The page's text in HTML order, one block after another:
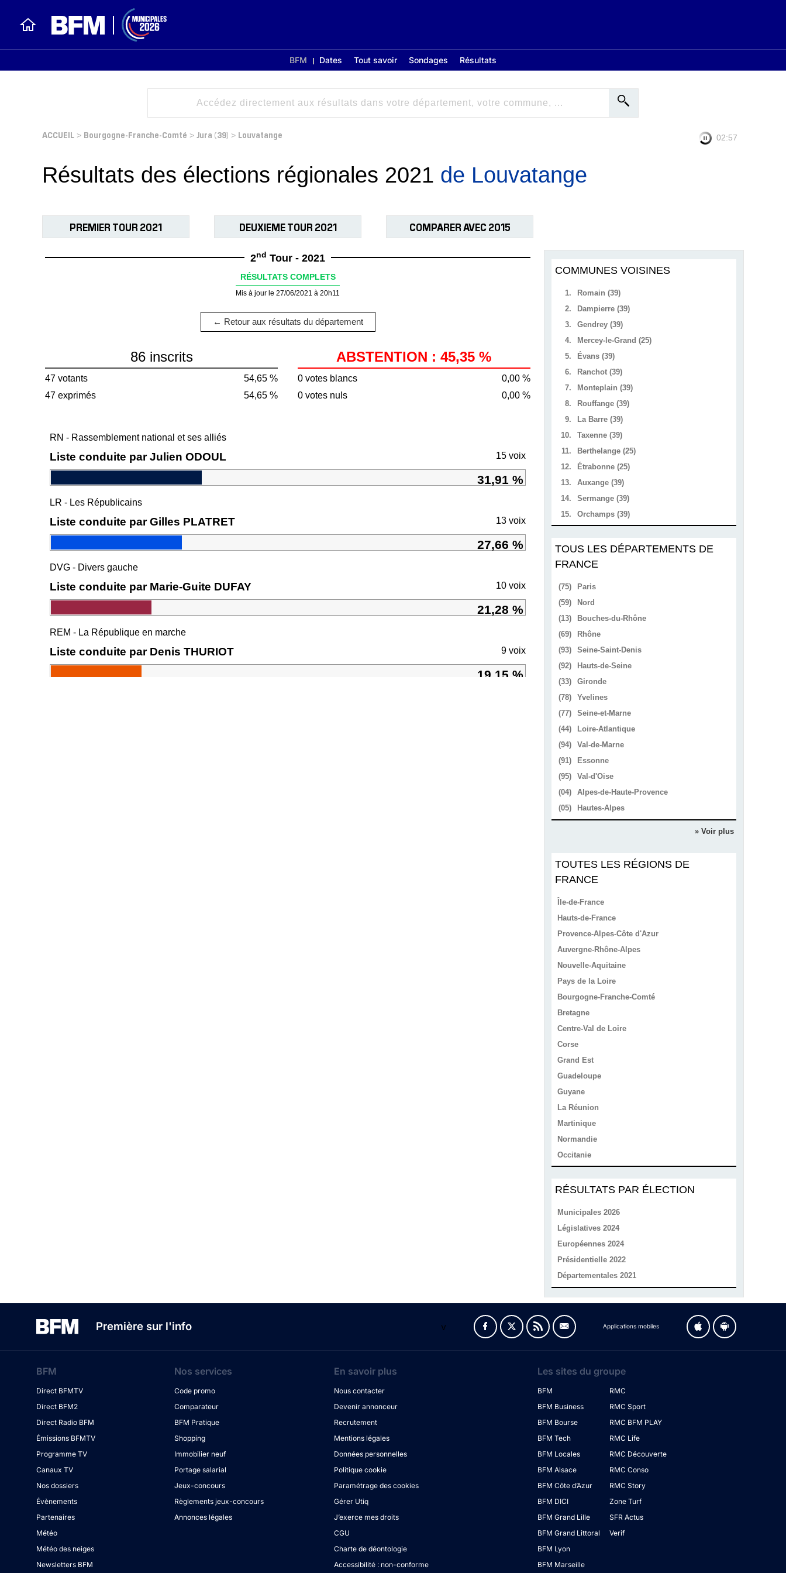
BFM Dates Tout savoir Sondages Résultats
ACCUEIL > Bourgogne-Franche-Comté > Jura (39) > Louvatange 02:56
Résultats des élections régionales 2021 de Louvatange
PREMIER TOUR 2021 DEUXIEME TOUR 2021 COMPARER AVEC 2015
2nd Tour - 2021
RÉSULTATS COMPLETS
Mis à jour le 27/06/2021 à 20h11
← Retour aux résultats du département
86 inscrits
47 votants
54,65 %
47 exprimés
54,65 %
ABSTENTION : 45,35 %
0 votes blancs
0,00 %
0 votes nuls
0,00 %
RN - Rassemblement national et ses alliés
Liste conduite par Julien ODOUL 15 voix
31,91 %
LR - Les Républicains
Liste conduite par Gilles PLATRET 13 voix
27,66 %
DVG - Divers gauche
Liste conduite par Marie-Guite DUFAY 10 voix
21,28 %
REM - La République en marche
Liste conduite par Denis THURIOT 9 voix
19,15 %
COMMUNES VOISINES
1.
Romain (39)
2.
Dampierre (39)
3.
Gendrey (39)
4.
Mercey-le-Grand (25)
5.
Évans (39)
6.
Ranchot (39)
7.
Monteplain (39)
8.
Rouffange (39)
9.
La Barre (39)
10.
Taxenne (39)
11.
Berthelange (25)
12.
Étrabonne (25)
13.
Auxange (39)
14.
Sermange (39)
15.
Orchamps (39)
TOUS LES DÉPARTEMENTS DE
FRANCE
(75)
Paris
(59)
Nord
(13)
Bouches-du-Rhône
(69)
Rhône
(93)
Seine-Saint-Denis
(92)
Hauts-de-Seine
(33)
Gironde
(78)
Yvelines
(77)
Seine-et-Marne
(44)
Loire-Atlantique
(94)
Val-de-Marne
(91)
Essonne
(95)
Val-d'Oise
(04)
Alpes-de-Haute-Provence
(05)
Hautes-Alpes
» Voir plus
TOUTES LES RÉGIONS DE
FRANCE
Île-de-France
Hauts-de-France
Provence-Alpes-Côte d'Azur
Auvergne-Rhône-Alpes
Nouvelle-Aquitaine
Pays de la Loire
Bourgogne-Franche-Comté
Bretagne
Centre-Val de Loire
Corse
Grand Est
Guadeloupe
Guyane
La Réunion
Martinique
Normandie
Occitanie
RÉSULTATS PAR ÉLECTION
Municipales 2026
Législatives 2024
Européennes 2024
Présidentielle 2022
Départementales 2021
Première sur l'info v Applications mobiles
BFM
Direct BFMTV
Direct BFM2
Direct Radio BFM
Émissions BFMTV
Programme TV
Canaux TV
Nos dossiers
Évènements
Partenaires
Météo
Météo des neiges
Newsletters BFM
Nos services
Code promo
Comparateur
BFM Pratique
Shopping
Immobilier neuf
Portage salarial
Jeux-concours
Règlements jeux-concours
Annonces légales
En savoir plus
Nous contacter
Devenir annonceur
Recrutement
Mentions légales
Données personnelles
Politique cookie
Paramétrage des cookies
Gérer Utiq
J’exerce mes droits
CGU
Charte de déontologie
Accessibilité : non-conforme
Les sites du groupe
BFM
BFM Business
BFM Bourse
BFM Tech
BFM Locales
BFM Alsace
BFM Côte d’Azur
BFM DICI
BFM Grand Lille
BFM Grand Littoral
BFM Lyon
BFM Marseille
RMC
RMC Sport
RMC BFM PLAY
RMC Life
RMC Découverte
RMC Conso
RMC Story
Zone Turf
SFR Actus
Verif